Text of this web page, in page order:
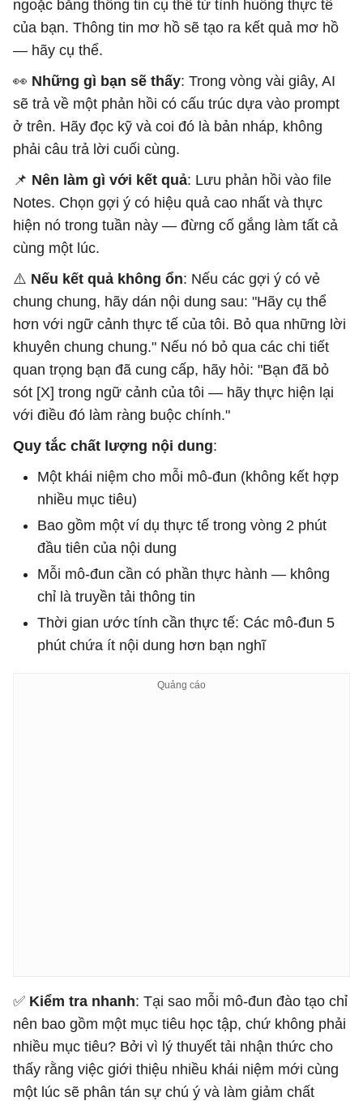
ngoặc bằng thông tin cụ thể từ tình huống thực tế
của bạn. Thông tin mơ hồ sẽ tạo ra kết quả mơ hồ
— hãy cụ thể.
👀 Những gì bạn sẽ thấy: Trong vòng vài giây, AI
sẽ trả về một phản hồi có cấu trúc dựa vào prompt
ở trên. Hãy đọc kỹ và coi đó là bản nháp, không
phải câu trả lời cuối cùng.
📌 Nên làm gì với kết quả: Lưu phản hồi vào file
Notes. Chọn gợi ý có hiệu quả cao nhất và thực
hiện nó trong tuần này — đừng cố gắng làm tất cả
cùng một lúc.
⚠️ Nếu kết quả không ổn: Nếu các gợi ý có vẻ
chung chung, hãy dán nội dung sau: "Hãy cụ thể
hơn với ngữ cảnh thực tế của tôi. Bỏ qua những lời
khuyên chung chung." Nếu nó bỏ qua các chi tiết
quan trọng bạn đã cung cấp, hãy hỏi: "Bạn đã bỏ
sót [X] trong ngữ cảnh của tôi — hãy thực hiện lại
với điều đó làm ràng buộc chính."
Quy tắc chất lượng nội dung:
Một khái niệm cho mỗi mô-đun (không kết hợp
nhiều mục tiêu)
Bao gồm một ví dụ thực tế trong vòng 2 phút
đầu tiên của nội dung
Mỗi mô-đun cần có phần thực hành — không
chỉ là truyền tải thông tin
Thời gian ước tính cần thực tế: Các mô-đun 5
phút chứa ít nội dung hơn bạn nghĩ
✅ Kiểm tra nhanh: Tại sao mỗi mô-đun đào tạo chỉ
nên bao gồm một mục tiêu học tập, chứ không phải
nhiều mục tiêu? Bởi vì lý thuyết tải nhận thức cho
thấy rằng việc giới thiệu nhiều khái niệm mới cùng
một lúc sẽ phân tán sự chú ý và làm giảm chất